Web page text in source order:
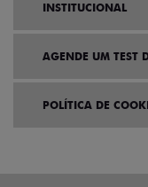
INSTITUCIONAL
AGENDE UM TEST
POLÍTICA DE